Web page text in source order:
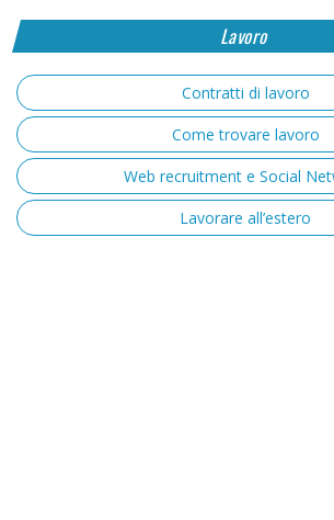
Lavoro
Contratti di lavoro
Come trovare lavoro
Web recruitment e Social
Lavorare all’estero